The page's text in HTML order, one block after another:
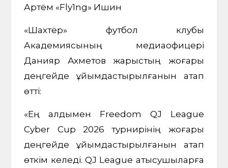
Артём «Fly1ng» Ишин
«Шахтёр» футбол клубы
Академиясының медиаофицері
Данияр Ахметов жарыстың жоғары
деңгейде ұйымдастырылғанын атап
өтті:
«Ең алдымен Freedom QJ League
Cyber Cup 2026 турнирінің жоғары
деңгейде ұйымдастырылғанын атап
өткім келеді. QJ League қатысушыларға